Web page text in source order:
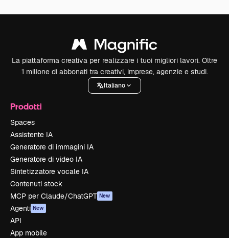
La piattaforma creativa per realizzare i tuoi migliori lavori. Oltre
1 milione di abbonati tra creativi, imprese, agenzie e studi.
Italiano
Prodotti
Spaces
Assistente IA
Generatore di immagini IA
Generatore di video IA
Sintetizzatore vocale IA
Contenuti stock
MCP per Claude/ChatGPT New
Agenti New
API
App mobile